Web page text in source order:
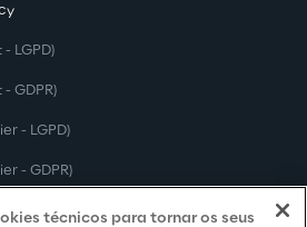
LGPD)
GDPR)
- LGPD)
- GDPR)
- LGPD)
técnicos para tornar os seus